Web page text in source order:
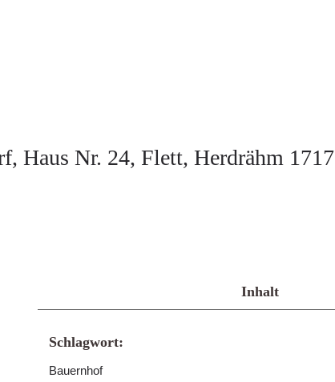
Haus Nr. 24, Flett, Herdrähm 1717
Inhalt
Schlagwort:
Bauernhof